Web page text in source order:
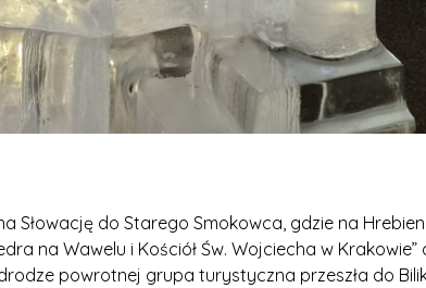
Słowację do Starego Smokowca, gdzie na
na Wawelu i Kościół Św. Wojciecha w
drodze powrotnej grupa turystyczna przeszła do